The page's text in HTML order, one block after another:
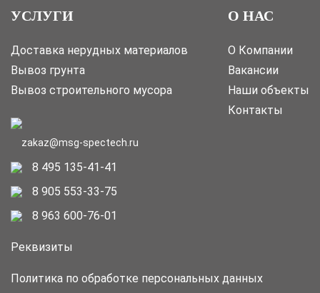
УСЛУГИ
Доставка нерудных материалов
Вывоз грунта
Вывоз строительного мусора
О НАС
О Компании
Вакансии
Наши объекты
Контакты
zakaz@msg-spectech.ru
8 495 135-41-41
8 905 553-33-75
8 963 600-76-01
Реквизиты
Политика по обработке персональных данных